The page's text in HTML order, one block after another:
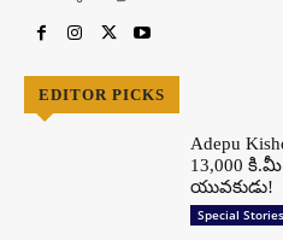
EDITOR PICKS
Adepu
13,000
యువకుడు!
Special Stories